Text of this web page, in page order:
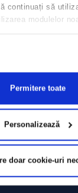
continuați să
modulelor
Permitere toate
Personalizează
doar cookie-uri